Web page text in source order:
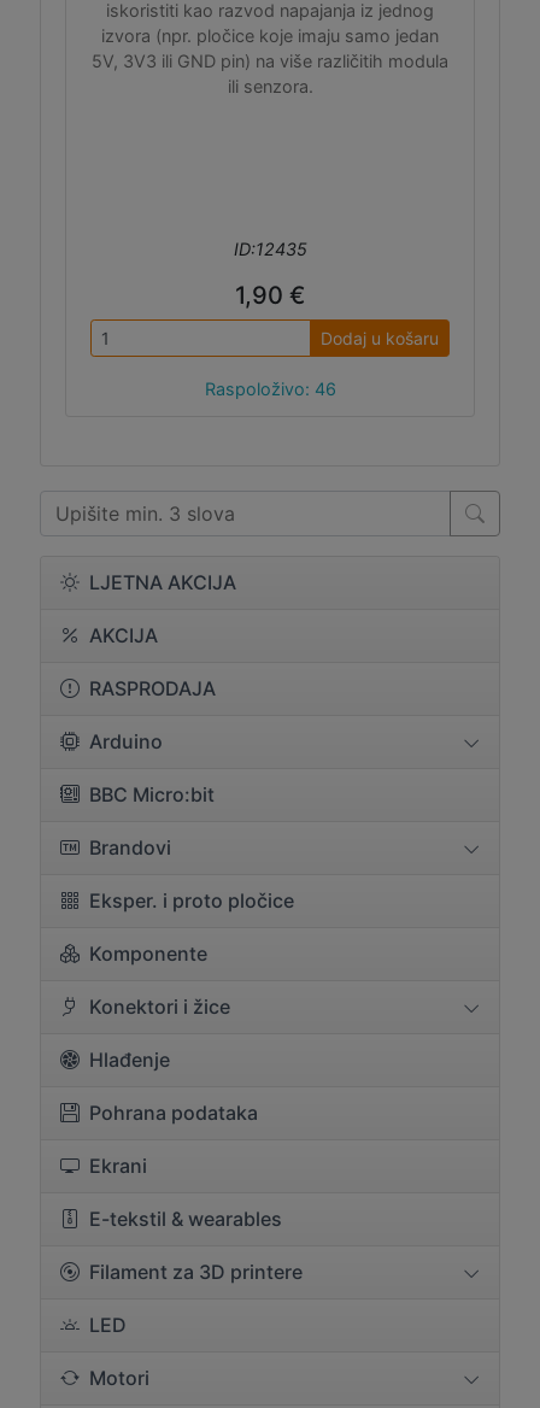
LJETNA AKCIJA
AKCIJA
RASPRODAJA
Arduino
BBC Micro:bit
Brandovi
Eksper. i proto pločice
Komponente
Konektori i žice
Hlađenje
Pohrana podataka
Ekrani
E-tekstil & wearables
Filament za 3D printere
LED
Motori
iskoristiti kao razvod napajanja iz jednog
izvora (npr. pločice koje imaju samo jedan
5V, 3V3 ili GND pin) na više različitih modula
ili senzora.
ID:12435
1,90 €
Dodaj u košaru
Raspoloživo: 46